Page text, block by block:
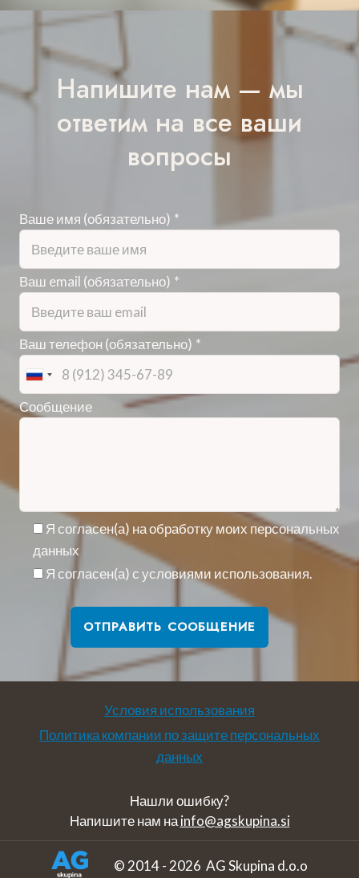
Напишите нам — мы
ответим на все ваши
вопросы
Ваше имя (обязательно) *
Ваш email (обязательно) *
Ваш телефон (обязательно) *
Сообщение
Я согласен(а) на обработку моих персональных
данных
Я согласен(а) с условиями использования.
Условия использования
Политика компании по защите персональных
данных
Нашли ошибку?
Напишите нам наinfo@agskupina.si
© 2014 - 2026 AG Skupina d.o.o